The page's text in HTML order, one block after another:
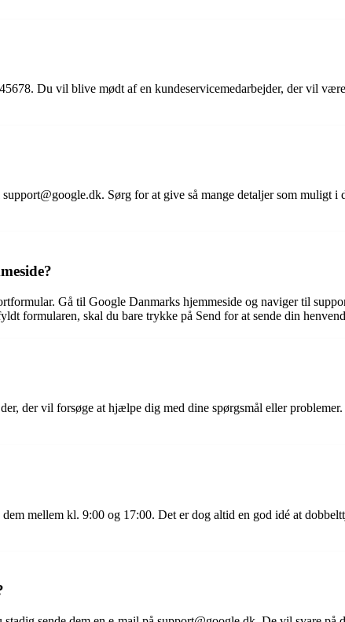
Du vil blive mødt af en kundeservicemedarbejder, der vil
Sørg for at give så mange detaljer som muligt i
Gå til Google Danmarks hjemmeside og naviger til
formularen, skal du bare trykke på Send for at sende din
der vil forsøge at hjælpe dig med dine spørgsmål eller
mellem kl. 9:00 og 17:00. Det er dog altid en god idé at